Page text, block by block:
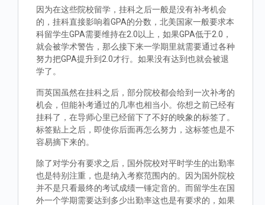
因为在这些院校留学，挂科之后一般是没有补考机会
的，挂科直接影响着GPA的分数，北美国家一般要求本
科留学生GPA需要维持在2.0以上，如果GPA低于2.0，
就会被学术警告，那么接下来一学期里就需要通过各种
努力把GPA提升到2.0才行。如果没有达到也就会被退
学了。
而英国虽然在挂科之后，部分院校都会给到一次补考的
机会，但能补考通过的几率也相当小。你想之前已经有
挂科了，在导师心里已经留下了不好的映象的标签了。
标签贴上之后，即使你后面再怎么努力，这标签也是不
容易摘下来的。
除了对学分有要求之后，国外院校对平时学生的出勤率
也是特别注重，也是纳入考察范围内的。因为国外院校
并不是只看最终的考试成绩一锤定音的。而留学生在国
外一个学期需要达到多少出勤率这也是有要求的，如果